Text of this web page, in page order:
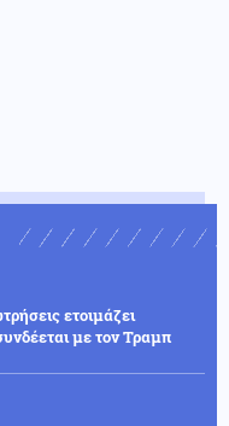
ετοιμάζει
με τον Τραμπ